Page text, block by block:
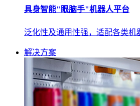
具身智能"眼脑手"机器人平台
泛化性及通用性强，适配各类机
解决方案